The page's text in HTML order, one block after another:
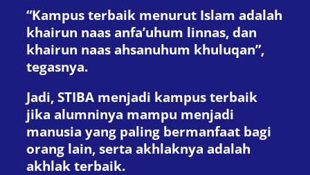
“Kampus terbaik menurut Islam adalah
khairun naas anfa’uhum linnas, dan
khairun naas ahsanuhum khuluqan”,
tegasnya.
Jadi, STIBA menjadi kampus terbaik
jika alumninya mampu menjadi
manusia yang paling bermanfaat bagi
orang lain, serta akhlaknya adalah
akhlak terbaik.